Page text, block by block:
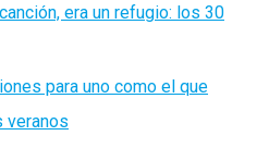
era un refugio: los 30
para uno como el que
veranos